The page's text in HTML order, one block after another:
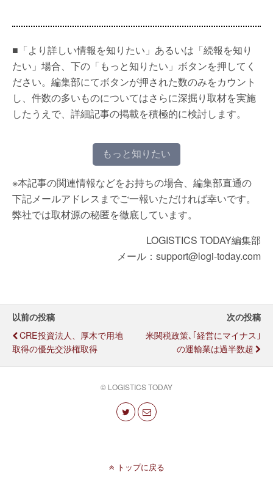
■「より詳しい情報を知りたい」あるいは「続報を知り
たい」場合、下の「もっと知りたい」ボタンを押してく
ださい。編集部にてボタンが押された数のみをカウント
し、件数の多いものについてはさらに深掘り取材を実施
したうえで、詳細記事の掲載を積極的に検討します。
もっと知りたい
※本記事の関連情報などをお持ちの場合、編集部直通の
下記メールアドレスまでご一報いただければ幸いです。
弊社では取材源の秘匿を徹底しています。
LOGISTICS TODAY編集部
メール：support@logi-today.com
以前の投稿
CRE投資法人、厚木で用地
取得の優先交渉権取得
次の投稿
米関税政策､｢経営にマイナス｣
の運輸業は過半数超
© LOGISTICS TODAY
トップに戻る